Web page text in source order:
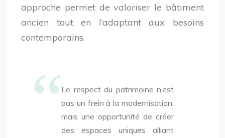
approche permet de valoriser le bâtiment
ancien tout en l’adaptant aux besoins
contemporains.
Le respect du patrimoine n’est
pas un frein à la modernisation,
mais une opportunité de créer
des espaces uniques alliant